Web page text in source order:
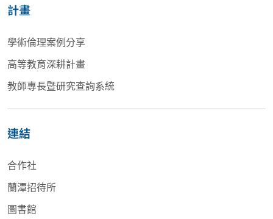
計畫
學術倫理案例分享
高等教育深耕計畫
教師專長暨研究查詢系統
連結
合作社
蘭潭招待所
圖書館